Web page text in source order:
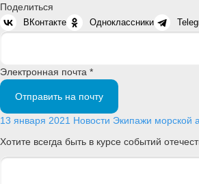
Поделиться
ВКонтакте Одноклассники
Электронная почта *
Отправить на почту
13 января 2021 Новости Экипажи морской
Хотите всегда быть в курсе событий